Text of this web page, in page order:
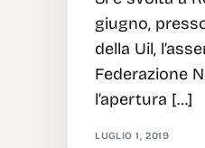
giugno,
della Uil,
Federazione
l’apertura […]
LUGLIO 1, 2019